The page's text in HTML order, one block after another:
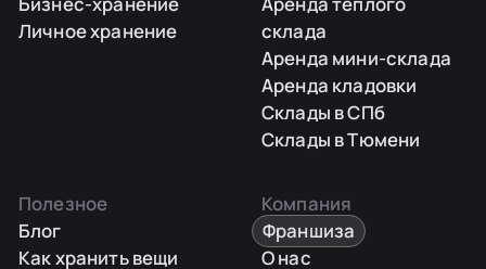
Личное хранение
склада
Аренда мини-склада
Аренда кладовки
Склады в СПб
Склады в Тюмени
Полезное
Блог
Как хранить вещи
Компания
Франшиза
О нас